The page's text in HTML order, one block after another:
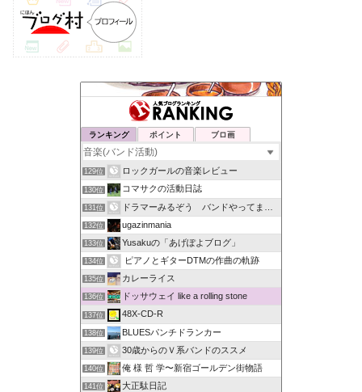
ランキング ポイント ブロ画
129位 ロックガールの音楽レビュー
130位 コマサクの活動日誌
131位 ドラマーみるぞう バンドやってまするぅ
132位 ugazinmania
133位 Yusakuの「あげぽよブログ」
134位 ピアノとギターDTMの作曲の軌跡
135位 カレーライス
136位 ドッサウェイ like a rolling stone
137位 48X-CD-R
138位 BLUESパンチドランカー
139位 30歳からのＶ系バンドのススメ
140位 俺 様 哲 学〜新宿ゴールデン街物語
141位 大正駄日記